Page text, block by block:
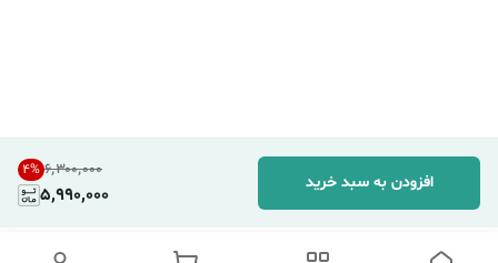
۶٬۳۰۰٬۰۰۰ 4%
5,990,000
افزودن به سبد خرید